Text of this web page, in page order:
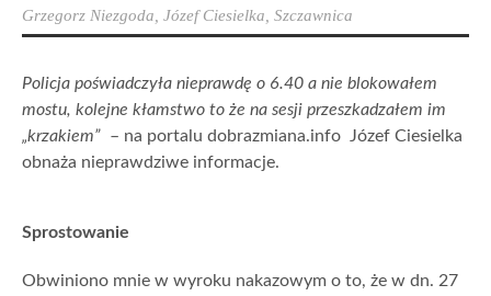
Grzegorz Niezgoda Józef Ciesielka Szczawnica
Policja poświadczyła nieprawdę o 6.40 a nie blokowałem
mostu, kolejne kłamstwo to że na sesji przeszkadzałem im
„krzakiem” – na portalu dobrazmiana.info Józef Ciesielka
obnaża nieprawdziwe informacje.
Sprostowanie
Obwiniono mnie w wyroku nakazowym o to, że w dn. 27